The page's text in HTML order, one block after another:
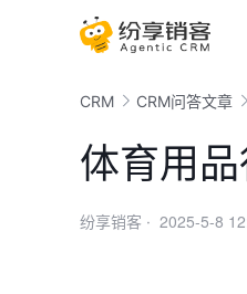
CRM CRM问答文章
体育用
纷享销客 · 2025-5-8